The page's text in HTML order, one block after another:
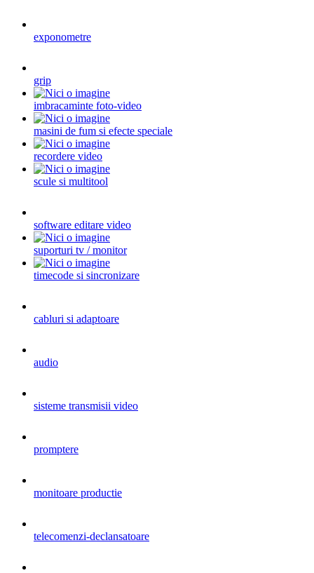
exponometre
grip
imbracaminte foto-video
masini de fum si efecte speciale
recordere video
scule si multitool
software editare video
suporturi tv / monitor
timecode si sincronizare
cabluri si adaptoare
audio
sisteme transmisii video
promptere
monitoare productie
telecomenzi-declansatoare